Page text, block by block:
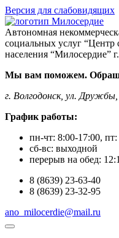
Версия для слабовидящих
Автономная
социальных услуг “Центр
населения “Милосердие”
Мы вам поможем.
г. Волгодонск, ул.
График работы:
пн-чт: 8:00-17:00, пт:
сб-вс: выходной
перерыв на обед:
8 (8639) 23-63-40
8 (8639) 23-32-95
ano_milocerdie@mail.ru